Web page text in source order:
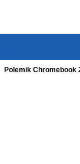
Polemik Chromebook